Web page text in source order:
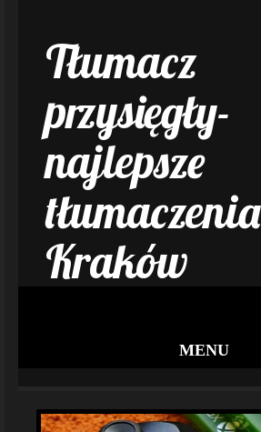
Tłumacz
przysięgły-
najlepsze
tłumaczenia
Kraków
MENU